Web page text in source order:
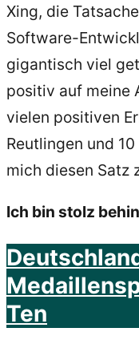
Xing, die
Software-
gigantisch viel
positiv auf meine
vielen positiven
Reutlingen und
mich diesen Satz
Ich bin stolz
Ten